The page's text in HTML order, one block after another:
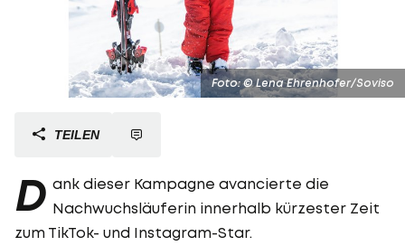
Foto: © Lena Ehrenhofer/Soviso
TEILEN
D ank dieser Kampagne avancierte die
Nachwuchsläuferin innerhalb kürzester Zeit
zum TikTok- und Instagram-Star.